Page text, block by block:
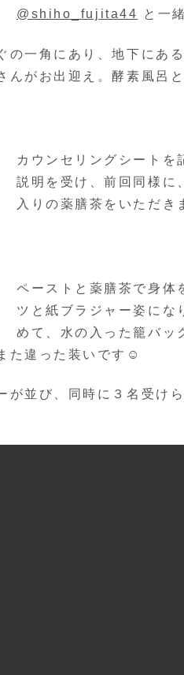
@shiho_fujita44
と一
の一角にあり、地下にあ
んがお出迎え。酵素風呂
カウンセリングシートを
説明を受け、前回同様に
入りの薬膳茶をいただ
ペーストと薬膳茶で身体
ツと紙ブラジャー姿にな
めて、水の入った籠バッ
た違った装いです☺️
が並び、同時に３名受け